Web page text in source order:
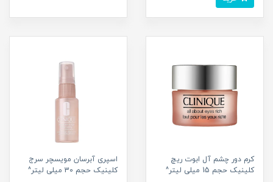
کرم دور چشم آل ابوت ریچ
کلینیک حجم 15 میلی لیتر^
اسپری آبرسان مویسچر سرج
کلینیک حجم 30 میلی لیتر^